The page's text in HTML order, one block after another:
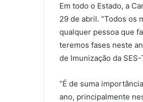
Em todo o Estado, a
29 de abril. “Todos os
qualquer pessoa que
teremos fases neste
de Imunização da
“É de suma
ano, principalmente